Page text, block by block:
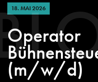
18. MAI 2026
Operator
(m/w/d)